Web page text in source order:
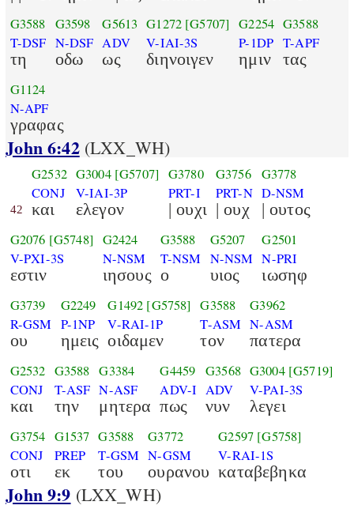
G3588
T-DSF
τη
G3598
N-DSF
οδω
G5613
ADV
ως
G1272 [G5707]
V-IAI-3S
διηνοιγεν
G2254
P-1DP
ημιν
G3588
T-APF
τας
G1124
N-APF
γραφας
John 6:42(LXX_WH)
42
G2532
CONJ
και
G3004 [G5707]
V-IAI-3P
ελεγον
G3780
PRT-I
| ουχι
G3756
PRT-N
| ουχ
G3778
D-NSM
| ουτος
G2076 [G5748]
V-PXI-3S
εστιν
G2424
N-NSM
ιησους
G3588
T-NSM
ο
G5207
N-NSM
υιος
G2501
N-PRI
ιωσηφ
G3739
R-GSM
ου
G2249
P-1NP
ημεις
G1492 [G5758]
V-RAI-1P
οιδαμεν
G3588
T-ASM
τον
G3962
N-ASM
πατερα
G2532
CONJ
και
G3588
T-ASF
την
G3384
N-ASF
μητερα
G4459
ADV-I
πως
G3568
ADV
νυν
G3004 [G5719]
V-PAI-3S
λεγει
G3754
CONJ
οτι
G1537
PREP
εκ
G3588
T-GSM
του
G3772
N-GSM
ουρανου
G2597 [G5758]
V-RAI-1S
καταβεβηκα
John 9:9 (LXX_WH)